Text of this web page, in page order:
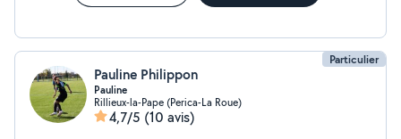
Particulier
Pauline Philippon
Pauline
Rillieux-la-Pape (Perica-La Roue)
4,7/5 (10 avis)